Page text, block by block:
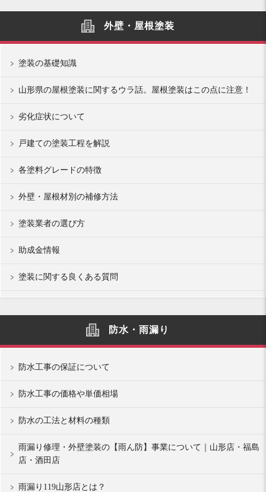
外壁・屋根塗装
塗装の基礎知識
山形県の屋根塗装に関するウラ話。屋根塗装はこの点に注意！
劣化症状について
戸建ての塗装工程を解説
各塗料グレードの特徴
外壁・屋根材別の補修方法
塗装業者の選び方
助成金情報
塗装に関する良くある質問
防水・雨漏り
防水工事の保証について
防水工事の価格や単価相場
防水の工法と材料の種類
雨漏り修理・外壁塗装の【雨ん防】事業について｜山形店・福島
店・酒田店
雨漏り119山形店とは？